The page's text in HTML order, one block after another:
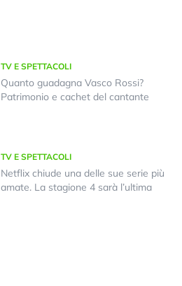
TV E SPETTACOLI
Quanto guadagna Vasco Rossi?
Patrimonio e cachet del cantante
TV E SPETTACOLI
Netflix chiude una delle sue serie più
amate. La stagione 4 sarà l’ultima